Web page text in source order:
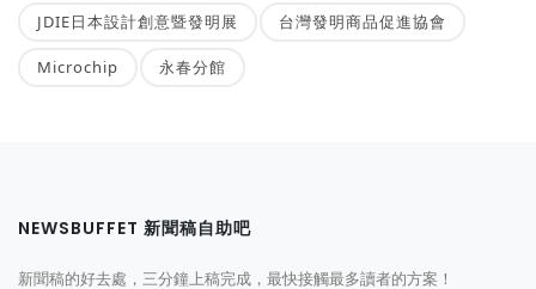
JDIE日本設計創意暨發明展 台灣發明商品促進協會
Microchip 永春分館
NEWSBUFFET 新聞稿自助吧
新聞稿的好去處，三分鐘上稿完成，最快接觸最多讀者的方案！